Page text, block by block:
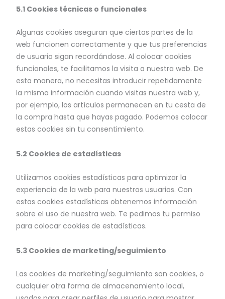
5.1 Cookies técnicas o funcionales
Algunas cookies aseguran que ciertas partes de la
web funcionen correctamente y que tus preferencias
de usuario sigan recordándose. Al colocar cookies
funcionales, te facilitamos la visita a nuestra web. De
esta manera, no necesitas introducir repetidamente
la misma información cuando visitas nuestra web y,
por ejemplo, los artículos permanecen en tu cesta de
la compra hasta que hayas pagado. Podemos colocar
estas cookies sin tu consentimiento.
5.2 Cookies de estadísticas
Utilizamos cookies estadísticas para optimizar la
experiencia de la web para nuestros usuarios. Con
estas cookies estadísticas obtenemos información
sobre el uso de nuestra web. Te pedimos tu permiso
para colocar cookies de estadísticas.
5.3 Cookies de marketing/seguimiento
Las cookies de marketing/seguimiento son cookies, o
cualquier otra forma de almacenamiento local,